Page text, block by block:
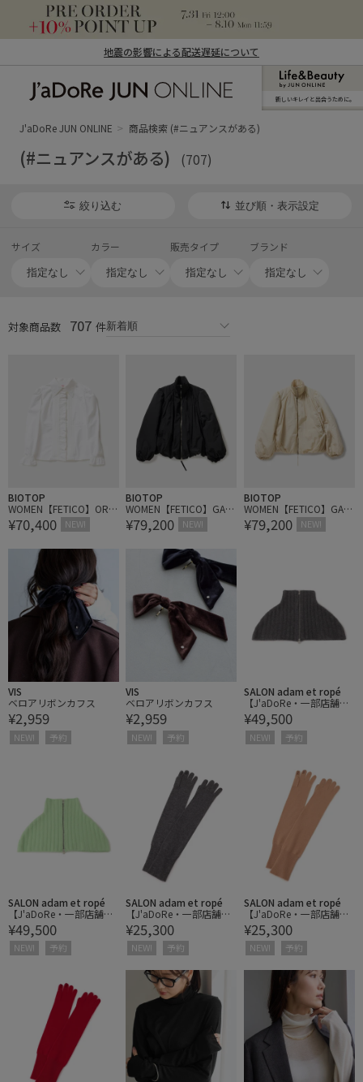
地震の影響による配送遅延について
ン オンライン）
新しいキレイと出合うために。
J'aDoRe JUN ONLINE 商品検索 (#ニュアンスがある)
(#ニュアンスがある) (707)
絞り込む 並び順・表示設定
サイズ カラー 販売タイプ ブランド
対象商品数 707 件
BIOTOP
WOMEN【FETICO】ORG
ANIC COTTON EMBROID
ERED BLOUSE
¥70,400 NEW!
BIOTOP
WOMEN【FETICO】GAT
HERED PADDED BLOUSO
¥79,200 NEW!
BIOTOP
WOMEN【FETICO】GAT
HERED PADDED BLOUSO
¥79,200 NEW!
VIS
ベロアリボンカフス
¥2,959
NEW! 予約
VIS
ベロアリボンカフス
¥2,959
NEW! 予約
SALON adam et ropé
【J'aDoRe・一部店舗限
定】【y YO（イーヨ）】
zip neck warmer / ネッ
クウォーマー
¥49,500
NEW! 予約
SALON adam et ropé
【J'aDoRe・一部店舗限
定】【y YO（イーヨ）】
zip neck warmer / ネッ
クウォーマー
¥49,500
NEW! 予約
SALON adam et ropé
【J'aDoRe・一部店舗限
定】【y YO（イーヨ）】
grace long gloves / グロ
ーブ
¥25,300
NEW! 予約
SALON adam et ropé
【J'aDoRe・一部店舗限
定】【y YO（イーヨ）】
grace long gloves / グロ
ーブ
¥25,300
NEW! 予約